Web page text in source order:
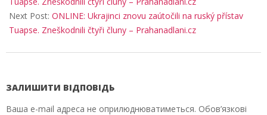
Next Post: ONLINE: Ukrajinci znovu zaútočili na ruský přístav
Tuapse. Zneškodnili čtyři čluny – Prahanadlani.cz
ЗАЛИШИТИ ВІДПОВІДЬ
Ваша e-mail адреса не оприлюднюватиметься. Обов’язкові